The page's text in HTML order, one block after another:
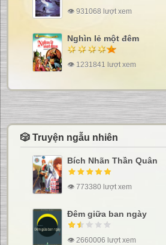
👁 931068 lượt xem
Nghìn lẻ một đêm
👁 1231841 lượt xem
🎲 Truyện ngẫu nhiên
Bích Nhãn Thần Quân
👁 773380 lượt xem
Đêm giữa ban ngày
👁 2660006 lượt xem